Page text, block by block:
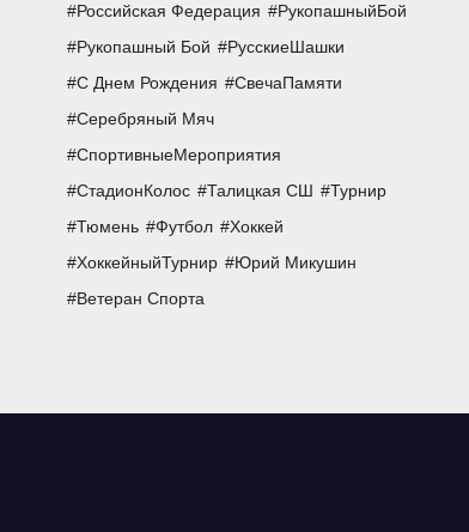
Российская Федерация
РукопашныйБой
Рукопашный Бой
РусскиеШашки
С Днем Рождения
СвечаПамяти
Серебряный Мяч
СпортивныеМероприятия
СтадионКолос
Талицкая СШ
Турнир
Тюмень
Футбол
Хоккей
ХоккейныйТурнир
Юрий Микушин
Ветеран Спорта